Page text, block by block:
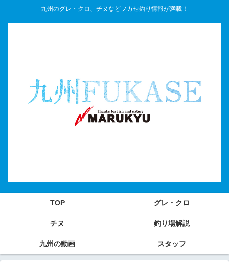
九州のグレ・クロ、チヌなどフカセ釣り情報が満載！
TOP グレ・クロ
チヌ 釣り場解説
九州の動画 スタッフ